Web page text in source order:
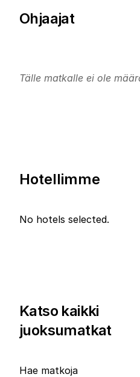
Ohjaajat
Tälle matkalle ei ole
Hotellimme
No hotels selected.
Katso kaikki
juoksumatkat
Hae matkoja